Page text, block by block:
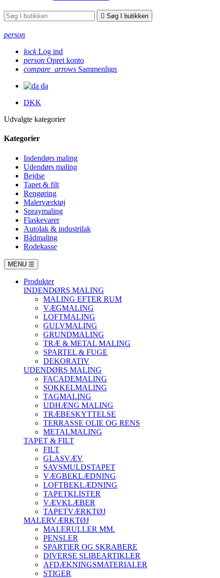
 Søg I butikken
person
lock Log ind
person Opret konto
compare_arrows Sammenlign
da
DKK
Udvalgte kategorier
Kategorier
Indendørs maling
Udendørs maling
Bejdse
Tapet & filt
Rengøring
Malerværktøj
Spraymaling
Flaskevarer
Autolak & industrilak
Bådmaling
Rodekasse
MENU ☰
Produkter
INDENDØRS MALING
MALING EFTER RUM
VÆGMALING
LOFTMALING
GULVMALING
GRUNDMALING
TRÆ & METAL MALING
SPARTEL & FUGE
DEKORATIV
UDENDØRS MALING
FACADEMALING
SOKKELMALING
TAGMALING
UDHÆNG MALING
TRÆBESKYTTELSE
TERRASSE OLIE OG RENS
METALMALING
TAPET & FILT
FILT
GLASVÆV
SAVSMULDSTAPET
VÆGBEKLÆDNING
LOFTBEKLÆDNING
TAPETKLISTER
VÆVKLÆBER
TAPETVÆRKTØJ
MALERVÆRKTØJ
MALERULLER MM.
PENSLER
SPARTlER OG SKRABERE
DIVERSE SLIBEARTIKLER
AFDÆKNINGSMATERIALER
STIGER